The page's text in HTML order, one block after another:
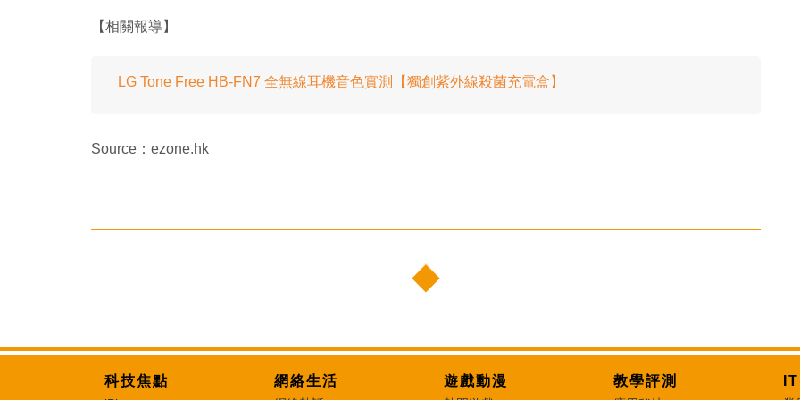
【相關報導】
LG Tone Free HB-FN7 全無線耳機音色實測【獨創紫外線殺菌充電盒】
Source：ezone.hk
科技焦點 網絡生活 遊戲動漫 教學評測